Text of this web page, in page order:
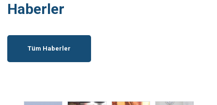
Haberler
Tüm Haberler